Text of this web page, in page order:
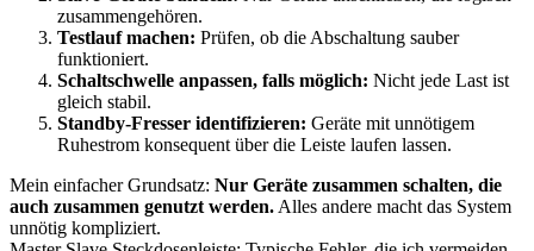
zusammengehören.
Testlauf machen: Prüfen, ob die Abschaltung sauber
funktioniert.
Schaltschwelle anpassen, falls möglich: Nicht jede Last ist
gleich stabil.
Standby-Fresser identifizieren: Geräte mit unnötigem
Ruhestrom konsequent über die Leiste laufen lassen.
Mein einfacher Grundsatz: Nur Geräte zusammen schalten, die
auch zusammen genutzt werden. Alles andere macht das System
unnötig kompliziert.